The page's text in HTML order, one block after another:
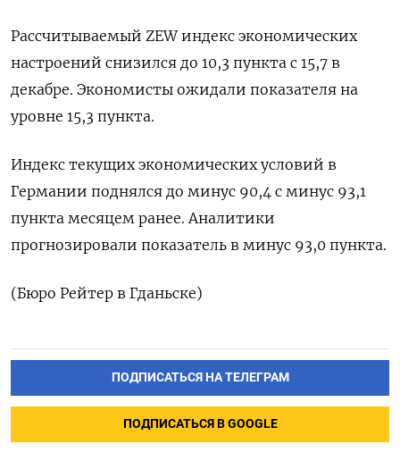
Рассчитываемый ZEW индекс экономических
настроений снизился до 10,3 пункта с 15,7 в
декабре. Экономисты ожидали показателя на
уровне 15,3 пункта.
Индекс текущих экономических условий в
Германии поднялся до минус 90,4 с минус 93,1
пункта месяцем ранее. Аналитики
прогнозировали показатель в минус 93,0 пункта.
(Бюро Рейтер в Гданьске)
ПОДПИСАТЬСЯ НА ТЕЛЕГРАМ
ПОДПИСАТЬСЯ В GOOGLE